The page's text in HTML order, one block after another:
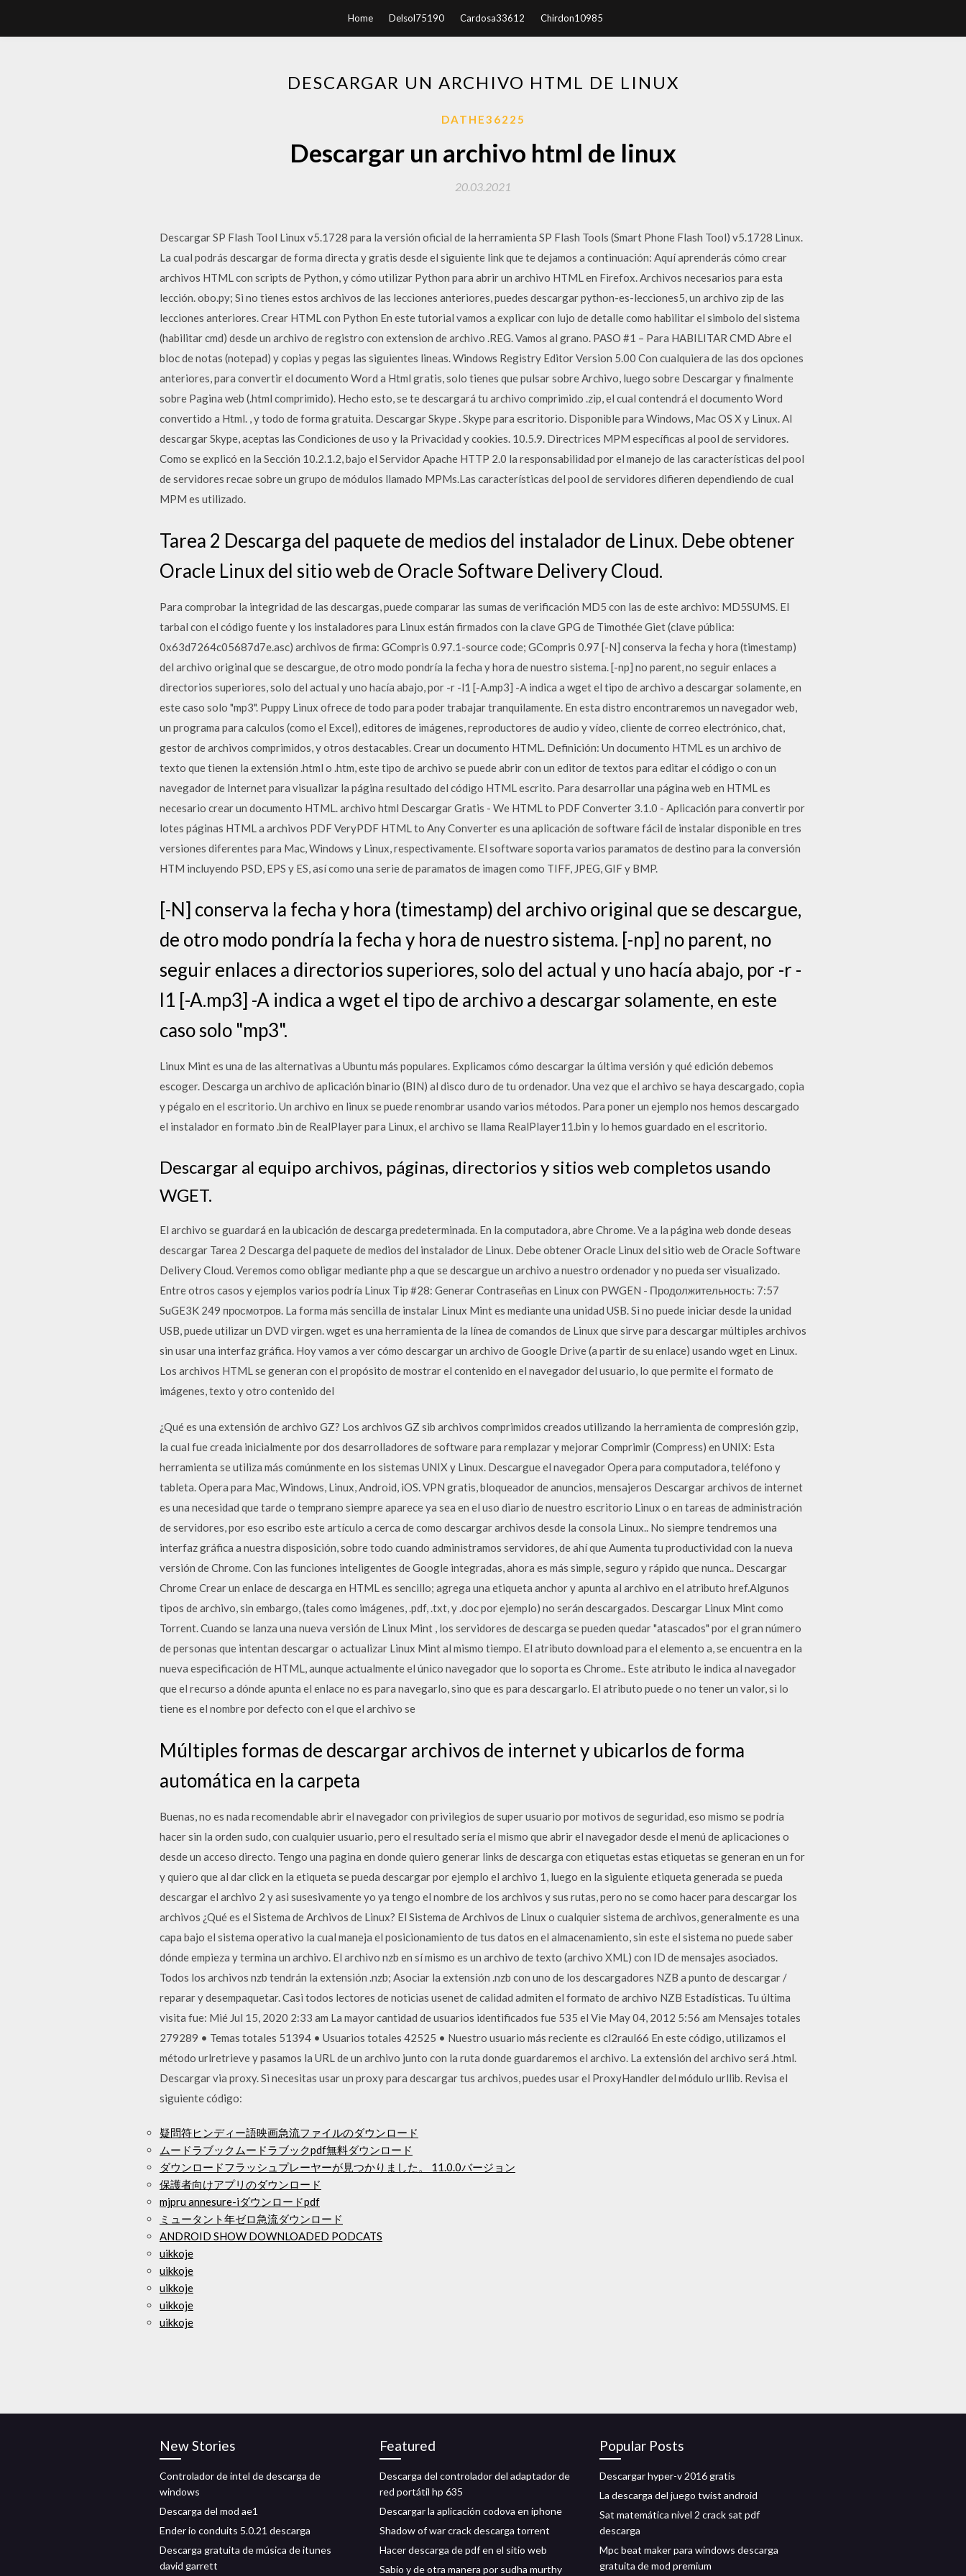
Home Delsol75190 Cardosa33612 Chirdon10985
DESCARGAR UN ARCHIVO HTML DE LINUX
DATHE36225
Descargar un archivo html de linux
20.03.2021
Descargar SP Flash Tool Linux v5.1728 para la versión oficial de la herramienta SP Flash Tools (Smart Phone Flash Tool) v5.1728 Linux.
La cual podrás descargar de forma directa y gratis desde el siguiente link que te dejamos a continuación: Aquí aprenderás cómo crear
archivos HTML con scripts de Python, y cómo utilizar Python para abrir un archivo HTML en Firefox. Archivos necesarios para esta
lección. obo.py; Si no tienes estos archivos de las lecciones anteriores, puedes descargar python-es-lecciones5, un archivo zip de las
lecciones anteriores. Crear HTML con Python En este tutorial vamos a explicar con lujo de detalle como habilitar el simbolo del sistema
(habilitar cmd) desde un archivo de registro con extension de archivo .REG. Vamos al grano. PASO #1 – Para HABILITAR CMD Abre el
bloc de notas (notepad) y copias y pegas las siguientes lineas. Windows Registry Editor Version 5.00 Con cualquiera de las dos opciones
anteriores, para convertir el documento Word a Html gratis, solo tienes que pulsar sobre Archivo, luego sobre Descargar y finalmente
sobre Pagina web (.html comprimido). Hecho esto, se te descargará tu archivo comprimido .zip, el cual contendrá el documento Word
convertido a Html. , y todo de forma gratuita. Descargar Skype . Skype para escritorio. Disponible para Windows, Mac OS X y Linux. Al
descargar Skype, aceptas las Condiciones de uso y la Privacidad y cookies. 10.5.9. Directrices MPM específicas al pool de servidores.
Como se explicó en la Sección 10.2.1.2, bajo el Servidor Apache HTTP 2.0 la responsabilidad por el manejo de las características del pool
de servidores recae sobre un grupo de módulos llamado MPMs.Las características del pool de servidores difieren dependiendo de cual
MPM es utilizado.
Tarea 2 Descarga del paquete de medios del instalador de Linux. Debe obtener
Oracle Linux del sitio web de Oracle Software Delivery Cloud.
Para comprobar la integridad de las descargas, puede comparar las sumas de verificación MD5 con las de este archivo: MD5SUMS. El
tarbal con el código fuente y los instaladores para Linux están firmados con la clave GPG de Timothée Giet (clave pública:
0x63d7264c05687d7e.asc) archivos de firma: GCompris 0.97.1-source code; GCompris 0.97 [-N] conserva la fecha y hora (timestamp)
del archivo original que se descargue, de otro modo pondría la fecha y hora de nuestro sistema. [-np] no parent, no seguir enlaces a
directorios superiores, solo del actual y uno hacía abajo, por -r -l1 [-A.mp3] -A indica a wget el tipo de archivo a descargar solamente, en
este caso solo "mp3". Puppy Linux ofrece de todo para poder trabajar tranquilamente. En esta distro encontraremos un navegador web,
un programa para calculos (como el Excel), editores de imágenes, reproductores de audio y vídeo, cliente de correo electrónico, chat,
gestor de archivos comprimidos, y otros destacables. Crear un documento HTML. Definición: Un documento HTML es un archivo de
texto que tienen la extensión .html o .htm, este tipo de archivo se puede abrir con un editor de textos para editar el código o con un
navegador de Internet para visualizar la página resultado del código HTML escrito. Para desarrollar una página web en HTML es
necesario crear un documento HTML. archivo html Descargar Gratis - We HTML to PDF Converter 3.1.0 - Aplicación para convertir por
lotes páginas HTML a archivos PDF VeryPDF HTML to Any Converter es una aplicación de software fácil de instalar disponible en tres
versiones diferentes para Mac, Windows y Linux, respectivamente. El software soporta varios paramatos de destino para la conversión
HTM incluyendo PSD, EPS y ES, así como una serie de paramatos de imagen como TIFF, JPEG, GIF y BMP.
[-N] conserva la fecha y hora (timestamp) del archivo original que se descargue,
de otro modo pondría la fecha y hora de nuestro sistema. [-np] no parent, no
seguir enlaces a directorios superiores, solo del actual y uno hacía abajo, por -r -
l1 [-A.mp3] -A indica a wget el tipo de archivo a descargar solamente, en este
caso solo "mp3".
Linux Mint es una de las alternativas a Ubuntu más populares. Explicamos cómo descargar la última versión y qué edición debemos
escoger. Descarga un archivo de aplicación binario (BIN) al disco duro de tu ordenador. Una vez que el archivo se haya descargado, copia
y pégalo en el escritorio. Un archivo en linux se puede renombrar usando varios métodos. Para poner un ejemplo nos hemos descargado
el instalador en formato .bin de RealPlayer para Linux, el archivo se llama RealPlayer11.bin y lo hemos guardado en el escritorio.
Descargar al equipo archivos, páginas, directorios y sitios web completos usando
WGET.
El archivo se guardará en la ubicación de descarga predeterminada. En la computadora, abre Chrome. Ve a la página web donde deseas
descargar Tarea 2 Descarga del paquete de medios del instalador de Linux. Debe obtener Oracle Linux del sitio web de Oracle Software
Delivery Cloud. Veremos como obligar mediante php a que se descargue un archivo a nuestro ordenador y no pueda ser visualizado.
Entre otros casos y ejemplos varios podría Linux Tip #28: Generar Contraseñas en Linux con PWGEN - Продолжительность: 7:57
SuGE3K 249 просмотров. La forma más sencilla de instalar Linux Mint es mediante una unidad USB. Si no puede iniciar desde la unidad
USB, puede utilizar un DVD virgen. wget es una herramienta de la línea de comandos de Linux que sirve para descargar múltiples archivos
sin usar una interfaz gráfica. Hoy vamos a ver cómo descargar un archivo de Google Drive (a partir de su enlace) usando wget en Linux.
Los archivos HTML se generan con el propósito de mostrar el contenido en el navegador del usuario, lo que permite el formato de
imágenes, texto y otro contenido del
¿Qué es una extensión de archivo GZ? Los archivos GZ sib archivos comprimidos creados utilizando la herramienta de compresión gzip,
la cual fue creada inicialmente por dos desarrolladores de software para remplazar y mejorar Comprimir (Compress) en UNIX: Esta
herramienta se utiliza más comúnmente en los sistemas UNIX y Linux. Descargue el navegador Opera para computadora, teléfono y
tableta. Opera para Mac, Windows, Linux, Android, iOS. VPN gratis, bloqueador de anuncios, mensajeros Descargar archivos de internet
es una necesidad que tarde o temprano siempre aparece ya sea en el uso diario de nuestro escritorio Linux o en tareas de administración
de servidores, por eso escribo este artículo a cerca de como descargar archivos desde la consola Linux.. No siempre tendremos una
interfaz gráfica a nuestra disposición, sobre todo cuando administramos servidores, de ahí que Aumenta tu productividad con la nueva
versión de Chrome. Con las funciones inteligentes de Google integradas, ahora es más simple, seguro y rápido que nunca.. Descargar
Chrome Crear un enlace de descarga en HTML es sencillo; agrega una etiqueta anchor y apunta al archivo en el atributo href.Algunos
tipos de archivo, sin embargo, (tales como imágenes, .pdf, .txt, y .doc por ejemplo) no serán descargados. Descargar Linux Mint como
Torrent. Cuando se lanza una nueva versión de Linux Mint , los servidores de descarga se pueden quedar "atascados" por el gran número
de personas que intentan descargar o actualizar Linux Mint al mismo tiempo. El atributo download para el elemento a, se encuentra en la
nueva especificación de HTML, aunque actualmente el único navegador que lo soporta es Chrome.. Este atributo le indica al navegador
que el recurso a dónde apunta el enlace no es para navegarlo, sino que es para descargarlo. El atributo puede o no tener un valor, si lo
tiene es el nombre por defecto con el que el archivo se
Múltiples formas de descargar archivos de internet y ubicarlos de forma
automática en la carpeta
Buenas, no es nada recomendable abrir el navegador con privilegios de super usuario por motivos de seguridad, eso mismo se podría
hacer sin la orden sudo, con cualquier usuario, pero el resultado sería el mismo que abrir el navegador desde el menú de aplicaciones o
desde un acceso directo. Tengo una pagina en donde quiero generar links de descarga con etiquetas estas etiquetas se generan en un for
y quiero que al dar click en la etiqueta se pueda descargar por ejemplo el archivo 1, luego en la siguiente etiqueta generada se pueda
descargar el archivo 2 y asi susesivamente yo ya tengo el nombre de los archivos y sus rutas, pero no se como hacer para descargar los
archivos ¿Qué es el Sistema de Archivos de Linux? El Sistema de Archivos de Linux o cualquier sistema de archivos, generalmente es una
capa bajo el sistema operativo la cual maneja el posicionamiento de tus datos en el almacenamiento, sin este el sistema no puede saber
dónde empieza y termina un archivo. El archivo nzb en sí mismo es un archivo de texto (archivo XML) con ID de mensajes asociados.
Todos los archivos nzb tendrán la extensión .nzb; Asociar la extensión .nzb con uno de los descargadores NZB a punto de descargar /
reparar y desempaquetar. Casi todos lectores de noticias usenet de calidad admiten el formato de archivo NZB Estadísticas. Tu última
visita fue: Mié Jul 15, 2020 2:33 am La mayor cantidad de usuarios identificados fue 535 el Vie May 04, 2012 5:56 am Mensajes totales
279289 • Temas totales 51394 • Usuarios totales 42525 • Nuestro usuario más reciente es cl2raul66 En este código, utilizamos el
método urlretrieve y pasamos la URL de un archivo junto con la ruta donde guardaremos el archivo. La extensión del archivo será .html.
Descargar via proxy. Si necesitas usar un proxy para descargar tus archivos, puedes usar el ProxyHandler del módulo urllib. Revisa el
siguiente código:
疑問符ヒンディー語映画急流ファイルのダウンロード
ムードラブックムードラブックpdf無料ダウンロード
ダウンロードフラッシュプレーヤーが見つかりました。 11.0.0バージョン
保護者向けアプリのダウンロード
mjpru annesure-iダウンロードpdf
ミュータント年ゼロ急流ダウンロード
ANDROID SHOW DOWNLOADED PODCATS
uikkoje
uikkoje
uikkoje
uikkoje
uikkoje
New Stories
Controlador de intel de descarga de
windows
Descarga del mod ae1
Ender io conduits 5.0.21 descarga
Descarga gratuita de música de itunes
david garrett
Featured
Descarga del controlador del adaptador de
red portátil hp 635
Descargar la aplicación codova en iphone
Shadow of war crack descarga torrent
Hacer descarga de pdf en el sitio web
Sabio y de otra manera por sudha murthy
Popular Posts
Descargar hyper-v 2016 gratis
La descarga del juego twist android
Sat matemática nivel 2 crack sat pdf
descarga
Mpc beat maker para windows descarga
gratuita de mod premium